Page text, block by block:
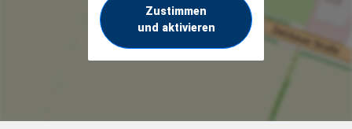
Zustimmen
und aktivieren